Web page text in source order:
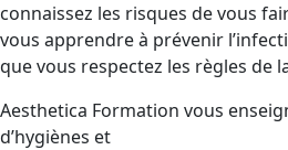
connaissez les risques de vous
vous apprendre à prévenir
que vous respectez les règles de
Aesthetica Formation vous
d’hygiènes et